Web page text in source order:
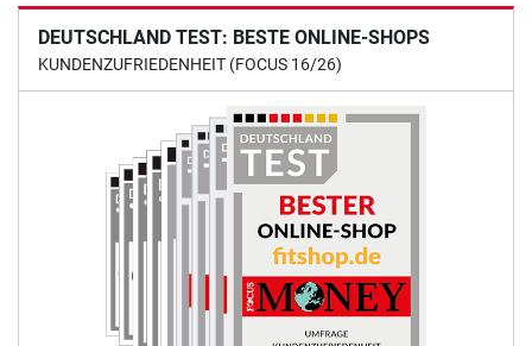
DEUTSCHLAND TEST: BESTE ONLINE-SHOPS
KUNDENZUFRIEDENHEIT (FOCUS 16/26)